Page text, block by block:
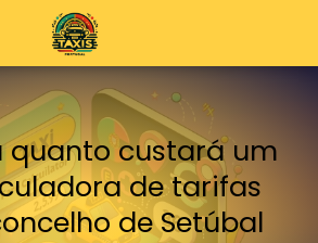
quanto custará um
de tarifas
de Setúbal